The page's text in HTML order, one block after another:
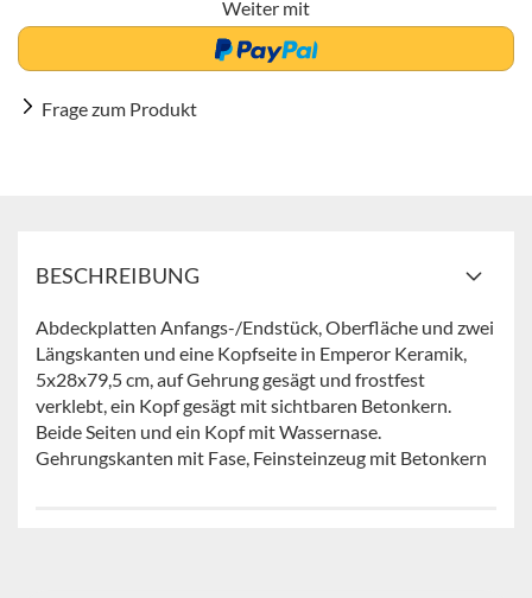
Weiter mit
Frage zum Produkt
BESCHREIBUNG
Abdeckplatten Anfangs-/Endstück, Oberfläche und zwei
Längskanten und eine Kopfseite in Emperor Keramik,
5x28x79,5 cm, auf Gehrung gesägt und frostfest
verklebt, ein Kopf gesägt mit sichtbaren Betonkern.
Beide Seiten und ein Kopf mit Wassernase.
Gehrungskanten mit Fase, Feinsteinzeug mit Betonkern